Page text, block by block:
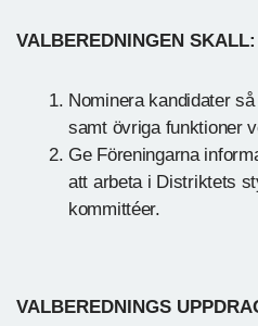
VALBEREDNINGEN SKALL:
Nominera kandidater
samt övriga funktioner
Ge Föreningarna
att arbeta i Distriktets
kommittéer.
VALBEREDNINGS